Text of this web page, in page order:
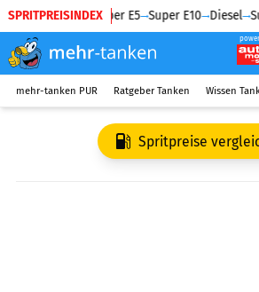
SPRITPREISINDEX
Diesel Super E5 Super E10 Diesel
mehr-tanken PUR Ratgeber Tanken Wissen
Spritpreise